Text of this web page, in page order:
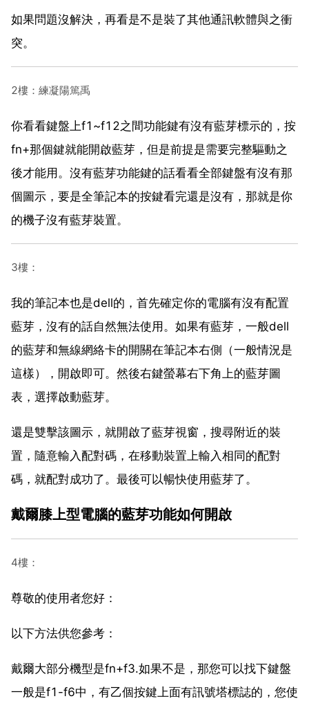
如果問題沒解決，再看是不是裝了其他通訊軟體與之衝
突。
2樓：練凝陽篤禹
你看看鍵盤上f1~f12之間功能鍵有沒有藍芽標示的，按
fn+那個鍵就能開啟藍芽，但是前提是需要完整驅動之
後才能用。沒有藍芽功能鍵的話看看全部鍵盤有沒有那
個圖示，要是全筆記本的按鍵看完還是沒有，那就是你
的機子沒有藍芽裝置。
3樓：
我的筆記本也是dell的，首先確定你的電腦有沒有配置
藍芽，沒有的話自然無法使用。如果有藍芽，一般dell
的藍芽和無線網絡卡的開關在筆記本右側（一般情況是
這樣），開啟即可。然後右鍵螢幕右下角上的藍芽圖
表，選擇啟動藍芽。
還是雙擊該圖示，就開啟了藍芽視窗，搜尋附近的裝
置，隨意輸入配對碼，在移動裝置上輸入相同的配對
碼，就配對成功了。最後可以暢快使用藍芽了。
戴爾膝上型電腦的藍芽功能如何開啟
4樓：
尊敬的使用者您好：
以下方法供您參考：
戴爾大部分機型是fn+f3.如果不是，那您可以找下鍵盤
一般是f1-f6中，有乙個按鍵上面有訊號塔標誌的，您使